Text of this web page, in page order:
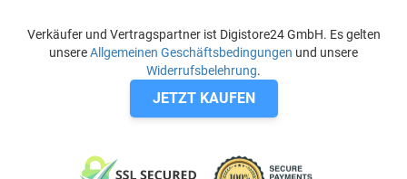
Verkäufer und Vertragspartner ist Digistore24 GmbH. Es gelten
unsereAllgemeinen Geschäftsbedingungen und unsere
Widerrufsbelehrung.
JETZT KAUFEN